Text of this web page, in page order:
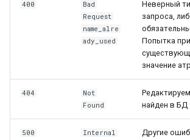
400
Bad
Request
name_alre
ady_used
Неверный
запроса,
Попытка
значение
404
Not
Found
найден в БД
500 Internal Другие